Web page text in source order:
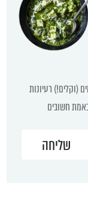
(וקלים!) רעיונות
חשובים